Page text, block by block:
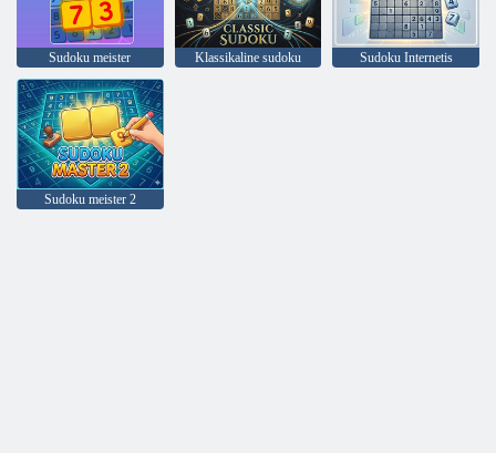
Sudoku meister Klassikaline sudoku Sudoku Internetis
Sudoku meister 2